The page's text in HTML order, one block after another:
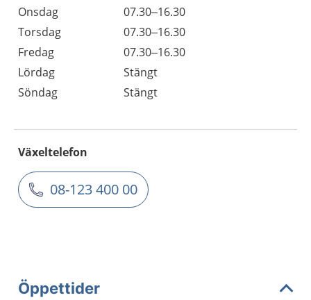
Onsdag
07.30–16.30
Torsdag
07.30–16.30
Fredag
07.30–16.30
Lördag
Stängt
Söndag
Stängt
Växeltelefon
08-123 400 00
Öppettider